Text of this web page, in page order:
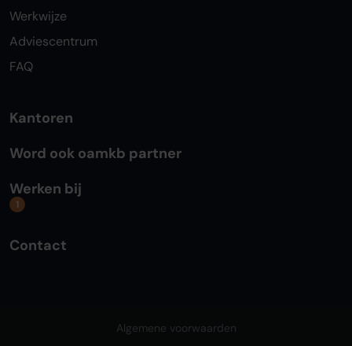
Werkwijze
Adviescentrum
FAQ
Kantoren
Word ook oamkb partner
Werken bij
1
Contact
Algemene voorwaarden